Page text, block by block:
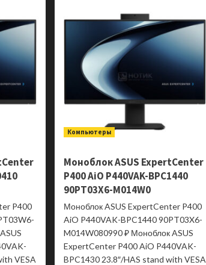
VA24EQSB
90LM056F-
B04170
P400
VESA
Компьютеры
Моноблок ASUS ExpertCenter
P400 AiO P440VAK-BPC1440
90PT03X6-M014W0
Моноблок ASUS ExpertCenter P400
AiO P440VAK-BPC1440 90PT03X6-
M014W080990 ₽ Моноблок ASUS
ExpertCenter P400 AiO P440VAK-
BPC1430 23.8″/HAS stand with VESA